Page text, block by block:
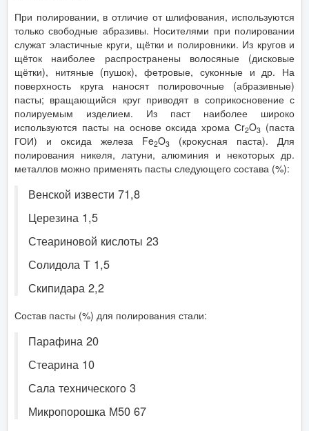
При полировании, в отличие от шлифования, используются
только свободные абразивы. Носителями при полировании
служат эластичные круги, щётки и полировники. Из кругов и
щёток наиболее распространены волосяные (дисковые
щётки), нитяные (пушок), фетровые, суконные и др. На
поверхность круга наносят полировочные (абразивные)
пасты; вращающийся круг приводят в соприкосновение с
полируемым изделием. Из паст наиболее широко
используются пасты на основе оксида хрома Сr2O3 (паста
ГОИ) и оксида железа Fe2O3
(крокусная паста). Для
полирования никеля, латуни, алюминия и некоторых др.
металлов можно применять пасты следующего состава (%):
Венской извести 71,8
Церезина 1,5
Стеариновой кислоты 23
Солидола Т 1,5
Скипидара 2,2
Состав пасты (%) для полирования стали:
Парафина 20
Стеарина 10
Сала технического 3
Микропорошка М50 67